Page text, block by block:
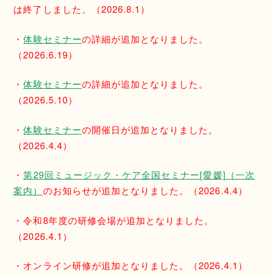
は終了しました。（2026.8.1）
・体験セミナーの詳細が追加となりました。
（2026.6.19）
・体験セミナーの詳細が追加となりました。
（2026.5.10）
・体験セミナーの開催日が追加となりました。
（2026.4.4）
・第29回ミュージック・ケア全国セミナー[愛媛]（一次
案内） のお知らせが追加となりました。（2026.4.4）
・令和8年度の研修会場が追加となりました。
（2026.4.1）
・オンライン研修が追加となりました。（2026.4.1）